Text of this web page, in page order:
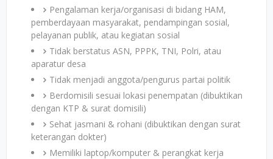
Pengalaman kerja/organisasi di bidang HAM,
pemberdayaan masyarakat, pendampingan sosial,
pelayanan publik, atau kegiatan sosial
Tidak berstatus ASN, PPPK, TNI, Polri, atau
aparatur desa
Tidak menjadi anggota/pengurus partai politik
Berdomisili sesuai lokasi penempatan (dibuktikan
dengan KTP & surat domisili)
Sehat jasmani & rohani (dibuktikan dengan surat
keterangan dokter)
Memiliki laptop/komputer & perangkat kerja